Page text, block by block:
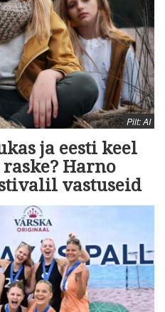
Pilt: AI
ja eesti keel
Harno
vastuseid